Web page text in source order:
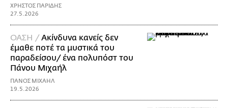
ΧΡΗΣΤΟΣ ΠΑΡΙΔΗΣ
27.5.2026
ΟΑΣΗ / Ακίνδυνα κανείς δεν
έμαθε ποτέ τα μυστικά του
παραδείσου/ ένα πολυπόστ του
Πάνου Μιχαήλ
ΠΑΝΟΣ ΜΙΧΑΗΛ
19.5.2026